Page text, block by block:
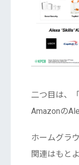
二つ目は、
Amazonの
ホームグラ
関連はもと